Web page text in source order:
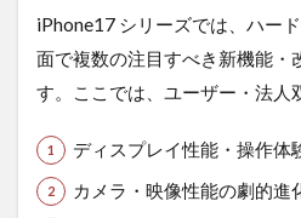
Business
Manager
対応の強
化
長期OS
アップ
iPhone17 シリーズでは、ハー
面で複数の注目すべき新機能・
す。ここでは、ユーザー・法人
ディスプレイ性能・操作体
カメラ・映像性能の劇的進